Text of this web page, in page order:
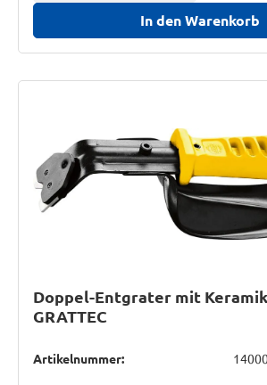
In den Warenkorb
Doppel-Entgrater mit
GRATTEC
Artikelnummer: